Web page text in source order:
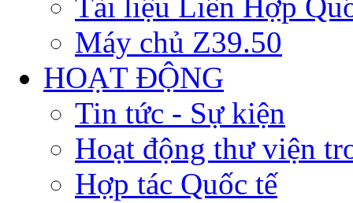
Máy chủ Z39.50
HOẠT ĐỘNG
Tin tức - Sự kiện
Hoạt động thư viện
Hợp tác Quốc tế